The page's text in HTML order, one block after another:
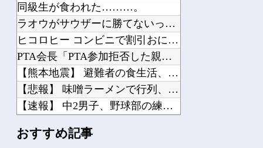
同級生が食われた………。
ラオウがサウザーに勝てないって信じられないんだが…
ヒコロヒー コンビニで割引おにぎりは〝絶対買わない〟理由
PTA会長「PTA参加拒否した親へ最終警告。こうなってもいい？」
【熊本地震】 避難者の食生活、改善急務…調理できず「パン飽き飽き」断水なお３万戸...
【悲報】 味噌ラーメンで行列、出来ない
【速報】 中2男子、野球部の練習中に頭部を強打しCT検査→70代医師「問題ないで...
おすすめ記事